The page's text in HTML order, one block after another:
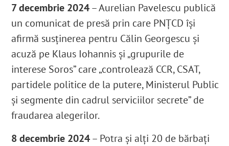
7 decembrie 2024– Aurelian Pavelescu publică
un comunicat de presă prin care PNȚCD își
afirmă susținerea pentru Călin Georgescu și
acuză pe Klaus Iohannis și „grupurile de
interese Soros” care „controlează CCR, CSAT,
partidele politice de la putere, Ministerul Public
și segmente din cadrul serviciilor secrete” de
fraudarea alegerilor.
8 decembrie 2024– Potra și alți 20 de bărbați